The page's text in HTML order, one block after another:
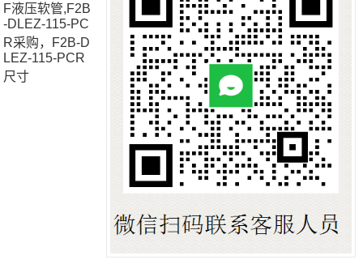
F液压软管,F2B
-DLEZ-115-PC
R采购，F2B-D
LEZ-115-PCR
尺寸